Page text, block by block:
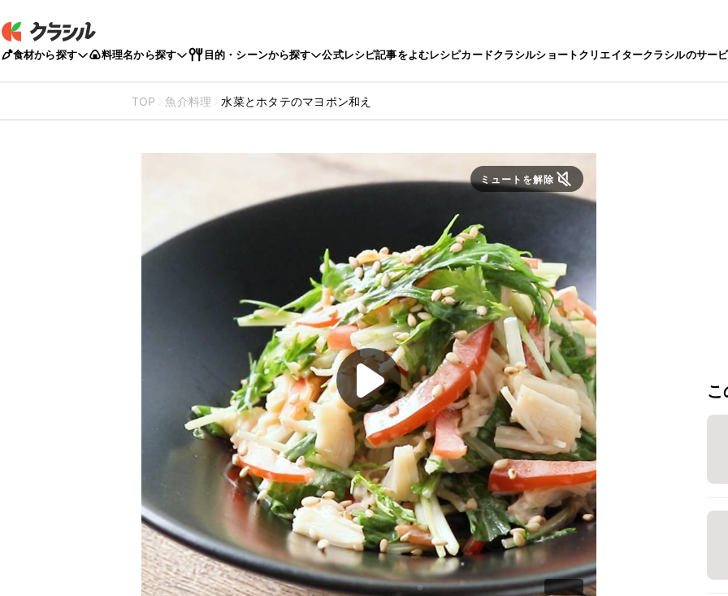
食材から探す 料理名から探す 目的・シーンから探す 公式レシピ記事をよむレシピカードクラシルショートクリエイタークラシルのサー
TOP 魚介料理 水菜とホタテのマヨポン和え
ミュートを解除